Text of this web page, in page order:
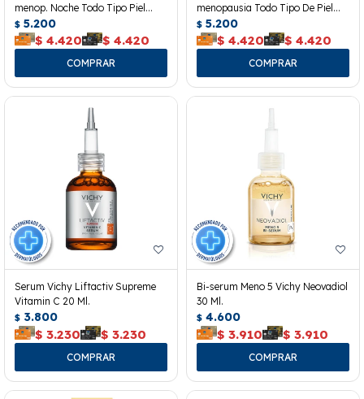
menop. Noche Todo Tipo Piel
50ml
$ 5.200
$ 4.420 $ 4.420
menopausia Todo Tipo De Piel
50ml
$ 5.200
$ 4.420 $ 4.420
Serum Vichy Liftactiv Supreme
Vitamin C 20 Ml.
$ 3.800
$ 3.230 $ 3.230
Bi-serum Meno 5 Vichy Neovadiol
30 Ml.
$ 4.600
$ 3.910 $ 3.910